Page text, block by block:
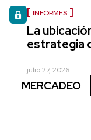
INFORMES
La
estrategia
julio 27, 2026
MERCADEO